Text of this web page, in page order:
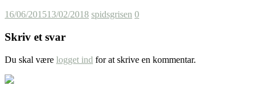
16/06/201513/02/2018 spidsgrisen 0
Skriv et svar
Du skal være logget ind for at skrive en kommentar.